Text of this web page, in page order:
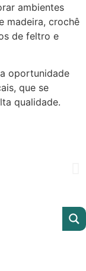
ambientes
madeira, crochê
de feltro e
oportunidade
que se
qualidade.